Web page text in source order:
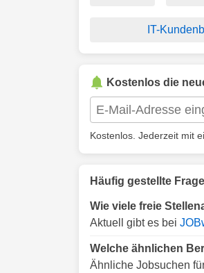
IT-
Kostenlos die
Kostenlos. Jederzeit mit
Häufig gestellte
Wie viele freie
Aktuell gibt es bei
Welche ähnlichen
Ähnliche Jobsuchen